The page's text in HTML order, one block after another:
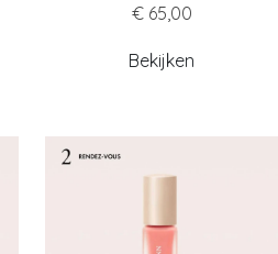
€ 65,00
Bekijken